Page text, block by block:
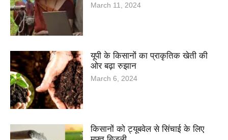
March 11, 2024
यूपी के किसानों का प्राकृतिक खेती की
ओर बढ़ा रुझान
March 6, 2024
किसानों को ट्यूबवेल से सिंचाई के लिए